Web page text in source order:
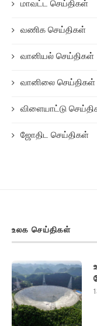
மாவட்ட செய்திகள்
வணிக செய்திகள்
வானியல் செய்திகள்
வானிலை செய்திகள்
விளையாட்டு
ஜோதிட செய்திகள்
உலக செய்திகள்